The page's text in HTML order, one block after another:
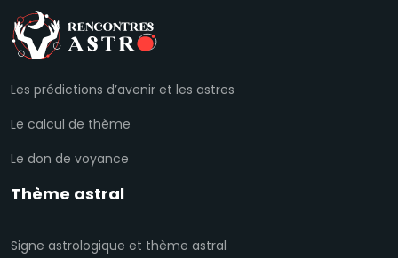
Les prédictions d’avenir et les astres
Le calcul de thème
Le don de voyance
Thème astral
Signe astrologique et thème astral